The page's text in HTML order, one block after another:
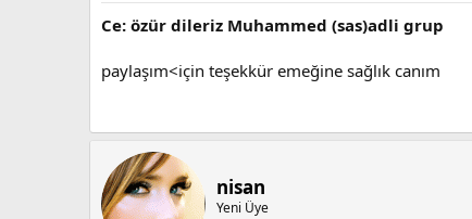
Ce: özür dileriz Muhammed (sas)adli grup
paylaşım<için teşekkür emeğine sağlık canım
nisan
Yeni Üye